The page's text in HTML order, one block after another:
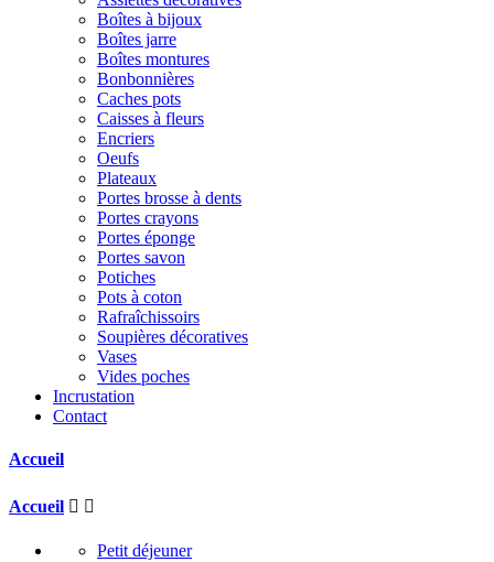
Boîtes à bijoux
Boîtes jarre
Boîtes montures
Bonbonnières
Caches pots
Caisses à fleurs
Encriers
Oeufs
Plateaux
Portes brosse à dents
Portes crayons
Portes éponge
Portes savon
Potiches
Pots à coton
Rafraîchissoirs
Soupières décoratives
Vases
Vides poches
Incrustation
Contact
Accueil
Accueil  
Petit déjeuner